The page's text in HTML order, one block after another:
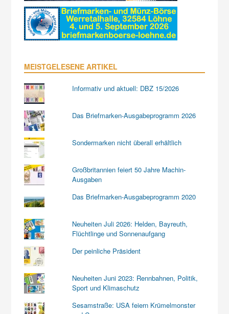
MEISTGELESENE ARTIKEL
Informativ und aktuell: DBZ 15/2026
Das Briefmarken-Ausgabeprogramm 2026
Sondermarken nicht überall erhältlich
Großbritannien feiert 50 Jahre Machin-
Ausgaben
Das Briefmarken-Ausgabeprogramm 2020
Neuheiten Juli 2026: Helden, Bayreuth,
Flüchtlinge und Sonnenaufgang
Der peinliche Präsident
Neuheiten Juni 2023: Rennbahnen, Politik,
Sport und Klimaschutz
Sesamstraße: USA feiern Krümelmonster